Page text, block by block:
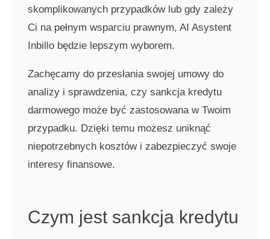
skomplikowanych przypadków lub gdy zależy
Ci na pełnym wsparciu prawnym, AI Asystent
Inbillo będzie lepszym wyborem.
Zachęcamy do przesłania swojej umowy do
analizy i sprawdzenia, czy sankcja kredytu
darmowego może być zastosowana w Twoim
przypadku. Dzięki temu możesz uniknąć
niepotrzebnych kosztów i zabezpieczyć swoje
interesy finansowe.
Czym jest sankcja kredytu